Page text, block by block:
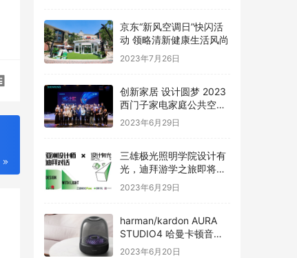
京东“新风空调日”快闪活
动 领略清新健康生活风尚
2023年7月26日
创新家居 设计圆梦 2023
西门子家电家庭公共空间
设计大赛圆满礼成
2023年6月29日
三雄极光照明学院设计有
光，迪拜游学之旅即将启
程
2023年6月29日
harman/kardon AURA
STUDIO4 哈曼卡顿音乐
琉璃四代全新发布
2023年6月20日